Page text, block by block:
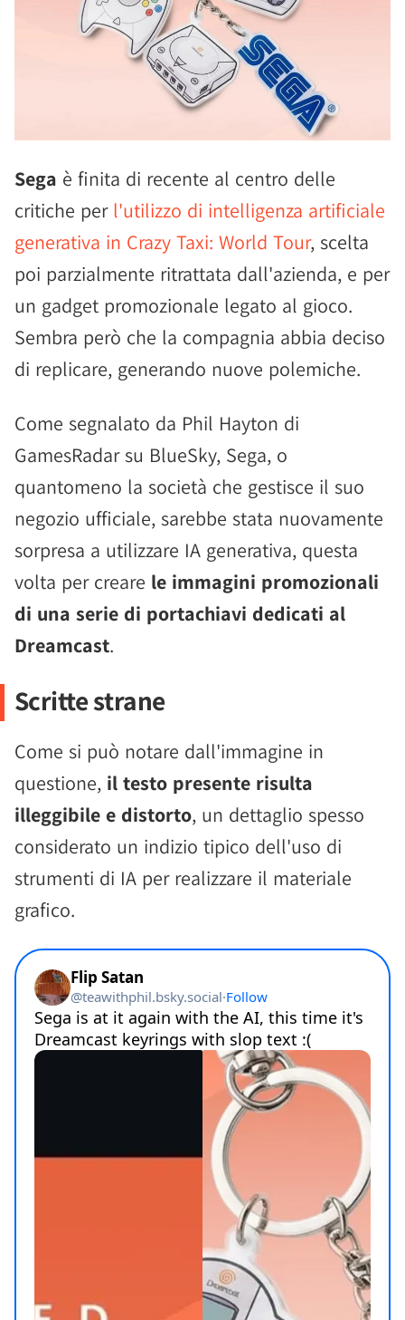
Sega è finita di recente al centro delle
critiche per l'utilizzo di intelligenza artificiale
generativa in Crazy Taxi: World Tour, scelta
poi parzialmente ritrattata dall'azienda, e per
un gadget promozionale legato al gioco.
Sembra però che la compagnia abbia deciso
di replicare, generando nuove polemiche.
Come segnalato da Phil Hayton di
GamesRadar su BlueSky, Sega, o
quantomeno la società che gestisce il suo
negozio ufficiale, sarebbe stata nuovamente
sorpresa a utilizzare IA generativa, questa
volta per creare le immagini promozionali
di una serie di portachiavi dedicati al
Dreamcast.
Scritte strane
Come si può notare dall'immagine in
questione, il testo presente risulta
illeggibile e distorto, un dettaglio spesso
considerato un indizio tipico dell'uso di
strumenti di IA per realizzare il materiale
grafico.